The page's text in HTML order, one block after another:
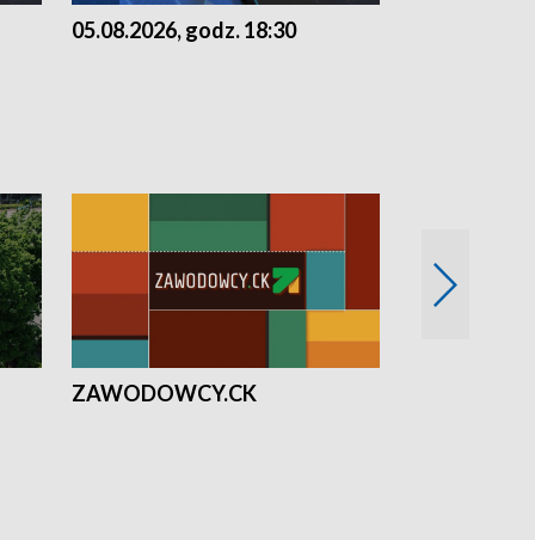
05.08.2026, godz. 18:30
ZAWODOWCY.CK